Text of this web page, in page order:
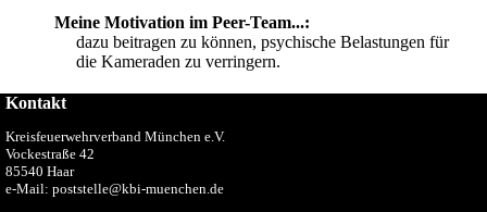
Meine Motivation im Peer-Team...:
dazu beitragen zu können, psychische Belastungen für
die Kameraden zu verringern.
Kontakt
Kreisfeuerwehrverband München e.V.
Vockestraße 42
85540 Haar
e-Mail: poststelle@kbi-muenchen.de